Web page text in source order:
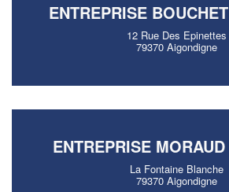
ENTREPRISE
12 Rue Des Epinettes
79370 Aigondigne
ENTREPRISE
La Fontaine Blanche
79370 Aigondigne